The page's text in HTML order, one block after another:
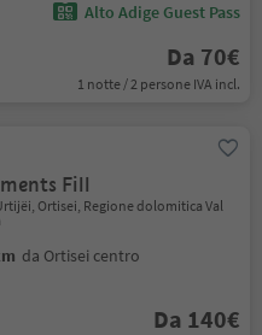
Alto Adige Guest Pass
Da 70€
1 notte / 2 persone IVA incl.
Fill
Ortisei, Regione dolomitica Val
da Ortisei centro
Da 140€